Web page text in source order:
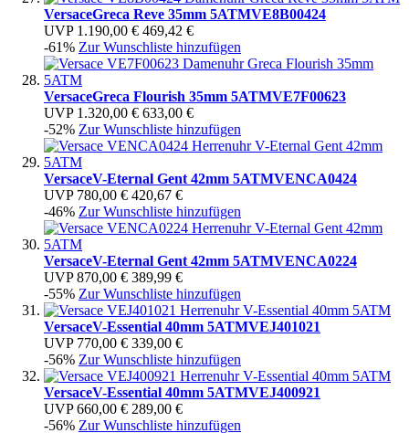
VersaceGreca Reve 35mm 5ATMVE8B00424
UVP 1.190,00 € 469,42 €
-61% Zur Wunschliste hinzufügen
VersaceGreca Flourish 35mm 5ATMVE7F00623
UVP 1.320,00 € 633,00 €
-52% Zur Wunschliste hinzufügen
VersaceV-Eternal Gent 42mm 5ATMVENCA0424
UVP 780,00 € 420,67 €
-46% Zur Wunschliste hinzufügen
VersaceV-Eternal Gent 42mm 5ATMVENCA0224
UVP 870,00 € 389,99 €
-55% Zur Wunschliste hinzufügen
VersaceV-Essential 40mm 5ATMVEJ401021
UVP 770,00 € 339,00 €
-56% Zur Wunschliste hinzufügen
VersaceV-Essential 40mm 5ATMVEJ400921
UVP 660,00 € 289,00 €
-56% Zur Wunschliste hinzufügen